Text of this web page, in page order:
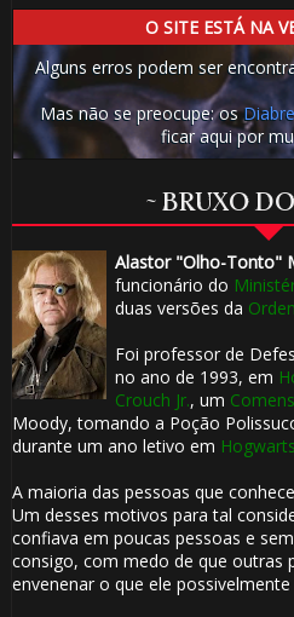
O SITE ESTÁ NA
Alguns erros podem ser
Mas não se preocupe: os
ficar aqui por
~ BRUXO
Alastor "Olho-Tonto"
funcionário do
duas versões da
Foi professor de
no ano de 1993, em
Crouch Jr., um
Moody, tomando a Poção
durante um ano letivo em Hogwarts
A maioria das pessoas que
Um desses motivos para tal
confiava em poucas pessoas e
consigo, com medo de que outras
envenenar o que ele possivelmente
⚡
🎈